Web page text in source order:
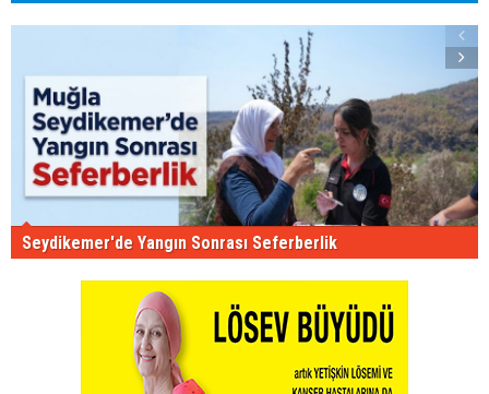
Seydikemer'de Yangın Sonrası Seferberlik